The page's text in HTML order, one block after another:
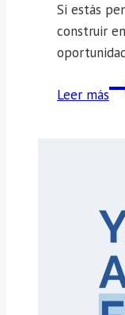
Si estás
construir
Leer másEl
el